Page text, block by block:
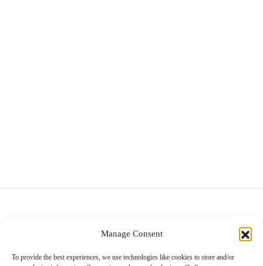
Manage Consent
To provide the best experiences, we use technologies like cookies to store and/or
Villeroy & Boch
Diamond Mall, I кат